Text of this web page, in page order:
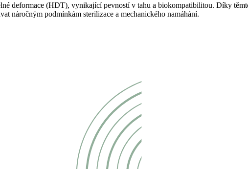
deformace (HDT), vynikající pevností v tahu a biokompatibilitou. Díky
náročným podmínkám sterilizace a mechanického namáhání.